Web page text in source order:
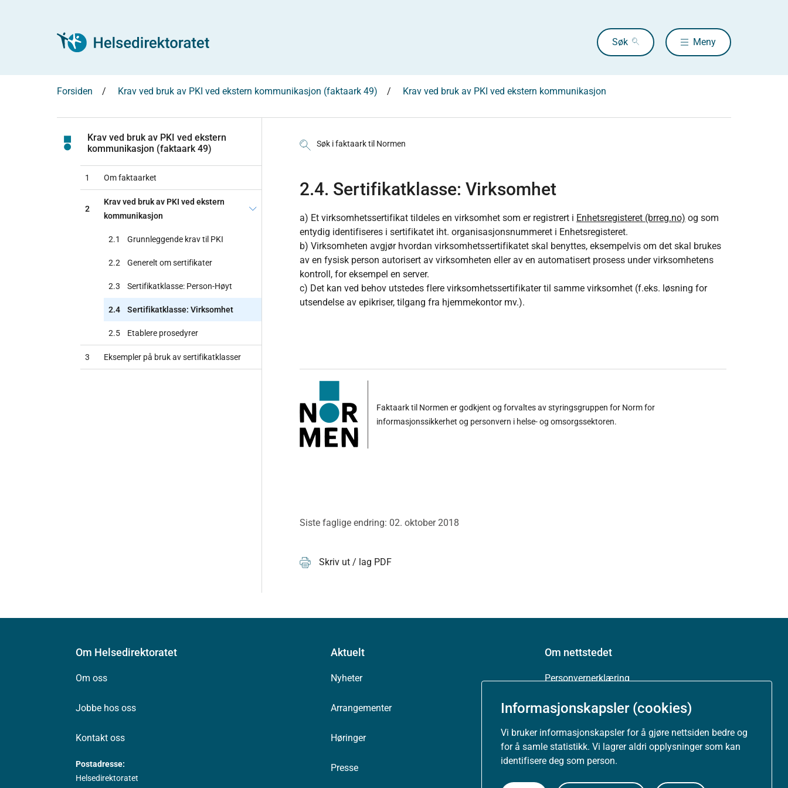
Informasjonskapsler (cookies)
Vi bruker informasjonskapsler for å gjøre nettsiden bedre og
for å samle statistikk. Vi lagrer aldri opplysninger som kan
identifisere deg som person.
Søk Meny
Forsiden Krav ved bruk av PKI ved ekstern kommunikasjon (faktaark 49) Krav ved bruk av PKI ved ekstern kommunikasjon
Krav ved bruk av PKI ved ekstern
kommunikasjon (faktaark 49)
1 Om faktaarket
2
Krav ved bruk av PKI ved ekstern
kommunikasjon
2.1 Grunnleggende krav til PKI
2.2 Generelt om sertifikater
2.3 Sertifikatklasse: Person-Høyt
2.4 Sertifikatklasse: Virksomhet
2.5 Etablere prosedyrer
3 Eksempler på bruk av sertifikatklasser
Søk i faktaark til Normen
2.4. Sertifikatklasse: Virksomhet
a) Et virksomhetssertifikat tildeles en virksomhet som er registrert i Enhetsregisteret (brreg.no) og som
entydig identifiseres i sertifikatet iht. organisasjonsnummeret i Enhetsregisteret.
b) Virksomheten avgjør hvordan virksomhetssertifikatet skal benyttes, eksempelvis om det skal brukes
av en fysisk person autorisert av virksomheten eller av en automatisert prosess under virksomhetens
kontroll, for eksempel en server.
c) Det kan ved behov utstedes flere virksomhetssertifikater til samme virksomhet (f.eks. løsning for
utsendelse av epikriser, tilgang fra hjemmekontor mv.).
Faktaark til Normen er godkjent og forvaltes av styringsgruppen for Norm for
informasjonssikkerhet og personvern i helse- og omsorgssektoren.
Siste faglige endring: 02. oktober 2018
Skriv ut / lag PDF
Om Helsedirektoratet
Om oss
Jobbe hos oss
Kontakt oss
Postadresse:
Helsedirektoratet
Aktuelt
Nyheter
Arrangementer
Høringer
Presse
Om nettstedet
Personvernerklæring
Tilgjengelighetserklæring (uustatus.no)
Besøksstatistikk og informasjonskapsler
Nyhetsvarsel og abonnement